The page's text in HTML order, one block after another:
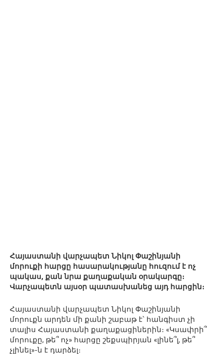
Հայաստանի վարչապետ Նիկոլ Փաշինյանի
մորուքի հարցը հասարակությանը հուզում է ոչ
պակաս, քան նրա քաղաքական օրակարգը։
Վարչապետն այսօր պատասխանեց այդ հարցին։
Հայաստանի վարչապետ Նիկոլ Փաշինյանի
մորուքն արդեն մի քանի շաբաթ է՝ հանգիստ չի
տալիս Հայաստանի քաղաքացիներին։ «Կսափրի՞
մորուքը, թե՞ ոչ» հարցը շեքսպիրյան «լինե՞լ, թե՞
չլինել»-ն է դարձել։